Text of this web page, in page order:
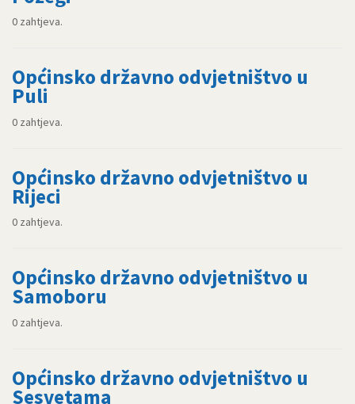
0 zahtjeva.
Općinsko državno odvjetništvo u
Puli
0 zahtjeva.
Općinsko državno odvjetništvo u
Rijeci
0 zahtjeva.
Općinsko državno odvjetništvo u
Samoboru
0 zahtjeva.
Općinsko državno odvjetništvo u
Sesvetama